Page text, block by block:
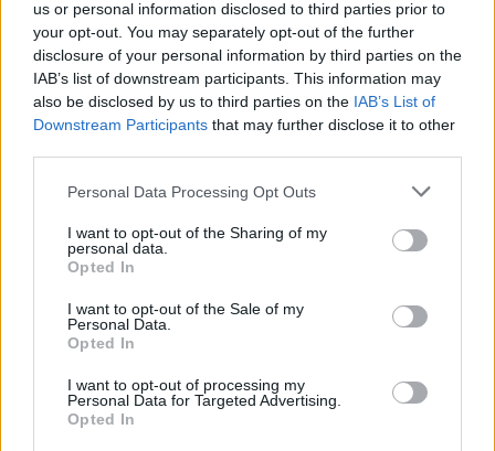
us or personal information disclosed to third parties prior to
your opt-out. You may separately opt-out of the further
disclosure of your personal information by third parties on the
IAB’s list of downstream participants. This information may
also be disclosed by us to third parties on the IAB’s List of
Downstream Participants that may further disclose it to other
Please note that this website/app uses one or more Google
not limited to your visit or usage behaviour. You may click to
grant or deny consent to Google and its third-party tags to
use your data for below specified purposes in below Google
consent section.
Personal Data Processing Opt Outs
I want to opt-out of the Sharing of my
personal data.
Opted In
I want to opt-out of the Sale of my
Personal Data.
Opted In
I want to opt-out of processing my
Personal Data for Targeted Advertising.
Opted In
Lucía Herrera · 7 Ago 2026